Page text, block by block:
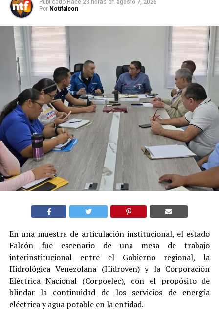
Publicado Hace 23 horas on agosto 7, 2026
Por Notifalcon
En una muestra de articulación institucional, el estado
Falcón fue escenario de una mesa de trabajo
interinstitucional entre el Gobierno regional, la
Hidrológica Venezolana (Hidroven) y la Corporación
Eléctrica Nacional (Corpoelec), con el propósito de
blindar la continuidad de los servicios de energía
eléctrica y agua potable en la entidad.